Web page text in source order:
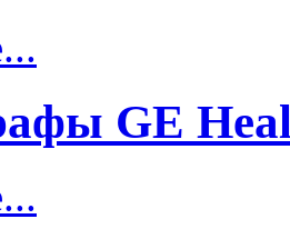
GE